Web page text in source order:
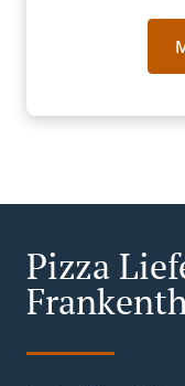
Pizza